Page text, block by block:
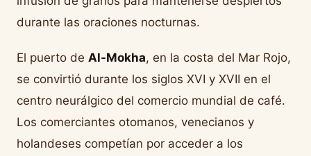
durante las oraciones nocturnas.
El puerto de Al-Mokha, en la costa del Mar Rojo,
se convirtió durante los siglos XVI y XVII en el
centro neurálgico del comercio mundial de café.
Los comerciantes otomanos, venecianos y
holandeses competían por acceder a los